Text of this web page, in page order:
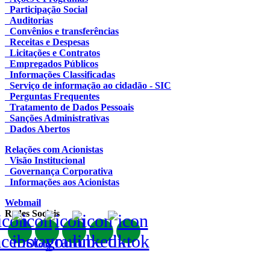
Participação Social
Auditorias
Convênios e transferências
Receitas e Despesas
Licitações e Contratos
Empregados Públicos
Informações Classificadas
Serviço de informação ao cidadão - SIC
Perguntas Frequentes
Tratamento de Dados Pessoais
Sanções Administrativas
Dados Abertos
Relações com Acionistas
Visão Institucional
Governança Corporativa
Informações aos Acionistas
Webmail
Redes Sociais